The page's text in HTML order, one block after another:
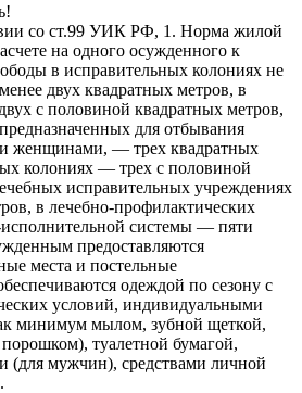
со ст.99 УИК РФ, 1. Норма жилой
на одного осужденного к
в исправительных колониях не
двух квадратных метров, в
с половиной квадратных метров,
для отбывания
женщинами, — трех квадратных
колониях — трех с половиной
исправительных учреждениях
в лечебно-профилактических
системы — пяти
предоставляются
места и постельные
одеждой по сезону с
условий, индивидуальными
минимум мылом, зубной щеткой,
туалетной бумагой,
(для мужчин), средствами личной